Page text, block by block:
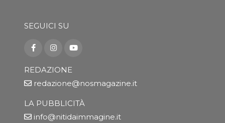
SEGUICI SU
REDAZIONE
redazione@nosmagazine.it
LA PUBBLICITÀ
info@nitidaimmagine.it